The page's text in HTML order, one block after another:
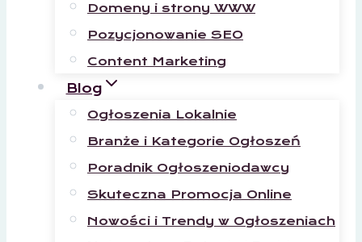
Domeny i strony WWW
Pozycjonowanie SEO
Content Marketing
Blog
Ogłoszenia Lokalnie
Branże i Kategorie Ogłoszeń
Poradnik Ogłoszeniodawcy
Skuteczna Promocja Online
Nowości i Trendy w Ogłoszeniach